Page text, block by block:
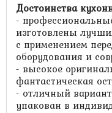
Достоинства
-
изготовлены
с применением
оборудования и
- высокое
фантастическая
- отличный
упакован в